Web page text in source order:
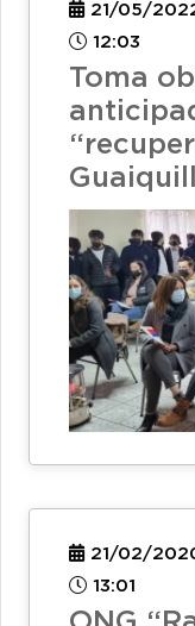
21/05/
12:03
Toma
21/02/
13:01